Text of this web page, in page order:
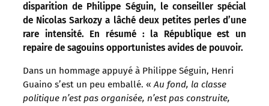
disparition de Philippe Séguin, le conseiller spécial
de Nicolas Sarkozy a lâché deux petites perles d’une
rare intensité. En résumé : la République est un
repaire de sagouins opportunistes avides de pouvoir.
Dans un hommage appuyé à Philippe Séguin, Henri
Guaino s’est un peu emballé. «Au fond, la classe
politique n’est pas organisée, n’est pas construite,